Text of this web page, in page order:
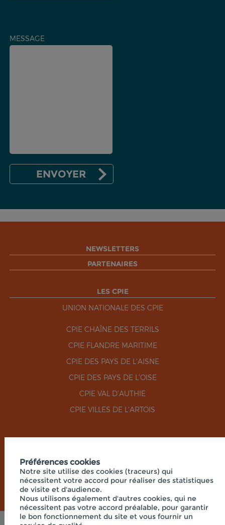
MESSAGE
NEWSLETTERS
PARTENAIRES
LES CPIE
UNION NATIONALE DES CPIE
CPIE CHAÎNE DES TERRILS
CPIE FLANDRE MARITIME
CPIE DES PAYS DE L'AISNE
CPIE DES PAYS DE L'OISE
CPIE VAL D'AUTHIE
CPIE VILLES DE L'ARTOIS
Préférences cookies
Notre site utilise des cookies (traceurs) qui
nécessitent votre accord pour réaliser des statistiques
de visite et d'audience.
Nous utilisons également d'autres cookies, qui ne
nécessitent pas votre accord préalable, pour garantir
le bon fonctionnement du site et vous fournir un